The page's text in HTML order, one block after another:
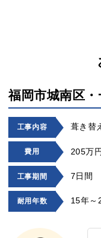
福岡市城南区・
工事内容 葺き替
費用 205万円
工事期間 7日間
耐用年数 15年～